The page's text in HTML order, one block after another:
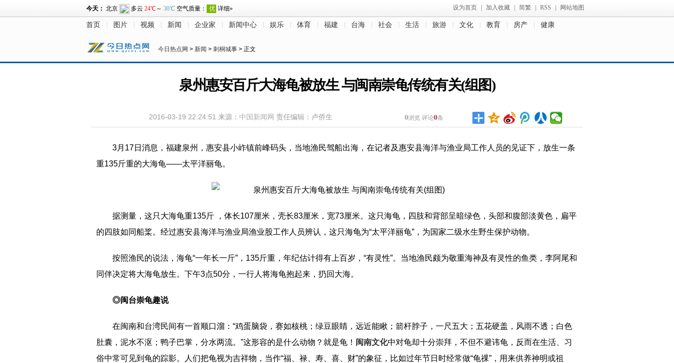
设为首页 加入收藏 简繁 RSS 网站地图
首页 图片 视频 新闻 企业家 新闻中心 娱乐 体育 福建 台海 社会 生活 旅游 文化 教育 房产 健康
今日热点网 > 新闻 > 刺桐城事 > 正文
泉州惠安百斤大海龟被放生 与闽南崇龟传统有关(组图)
2016-03-19 22:24:51 来源： 中国新闻网 责任编辑：卢侨生 0浏览 评论0条
3月17日消息，福建泉州，惠安县小岞镇前峰码头，当地渔民驾船出海，在记者及惠安县海洋与渔业局工作人员的见证下，放生一条
重135斤重的大海龟——太平洋丽龟。
据测量，这只大海龟重135斤 ，体长107厘米，壳长83厘米，宽73厘米。这只海龟，四肢和背部呈暗绿色，头部和腹部淡黄色，扁平
的四肢如同船桨。经过惠安县海洋与渔业局渔业股工作人员辨认，这只海龟为“太平洋丽龟”，为国家二级水生野生保护动物。
按照渔民的说法，海龟“一年长一斤”，135斤重，年纪估计得有上百岁，“有灵性”。当地渔民颇为敬重海神及有灵性的鱼类，李阿尾和
同伴决定将大海龟放生。下午3点50分，一行人将海龟抱起来，扔回大海。
◎闽台崇龟趣说
在闽南和台湾民间有一首顺口溜：“鸡蛋脑袋，赛如核桃；绿豆眼睛，远近能瞅；箭杆脖子，一尺五大；五花硬盖，风雨不透；白色
肚囊，泥水不沤；鸭子巴掌，分水两流。”这形容的是什么动物？就是龟！ 闽南文化中对龟却十分崇拜，不但不避讳龟，反而在生活、习
俗中常可见到龟的踪影。人们把龟视为吉祥物，当作“福、禄、寿、喜、财”的象征，比如过年节日时经常做“龟祼”，用来供养神明或祖